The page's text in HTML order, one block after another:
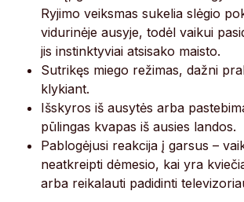
Ryjimo veiksmas sukelia slėgio
vidurinėje ausyje, todėl vaikui
jis instinktyviai atsisako maisto.
Sutrikęs miego režimas, dažni
klykiant.
Išskyros iš ausytės arba
pūlingas kvapas iš ausies landos.
Pablogėjusi reakcija į garsus –
neatkreipti dėmesio, kai yra
arba reikalauti padidinti